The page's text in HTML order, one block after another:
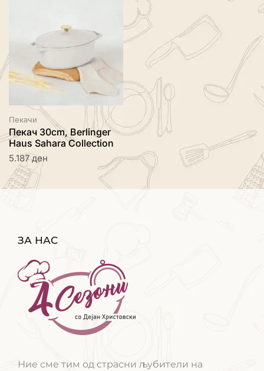
Пекачи
Пекач 30cm, Berlinger
Haus Sahara Collection
5.187ден
ЗА НАС
Ние сме тим од страсни љубители на